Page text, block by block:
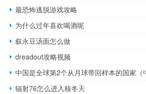
最恐怖逃脱游戏攻略
为什么过年喜欢喝酒呢
叙永豆汤面怎么做
dreadout攻略视频
辐射76怎么进入核冬天